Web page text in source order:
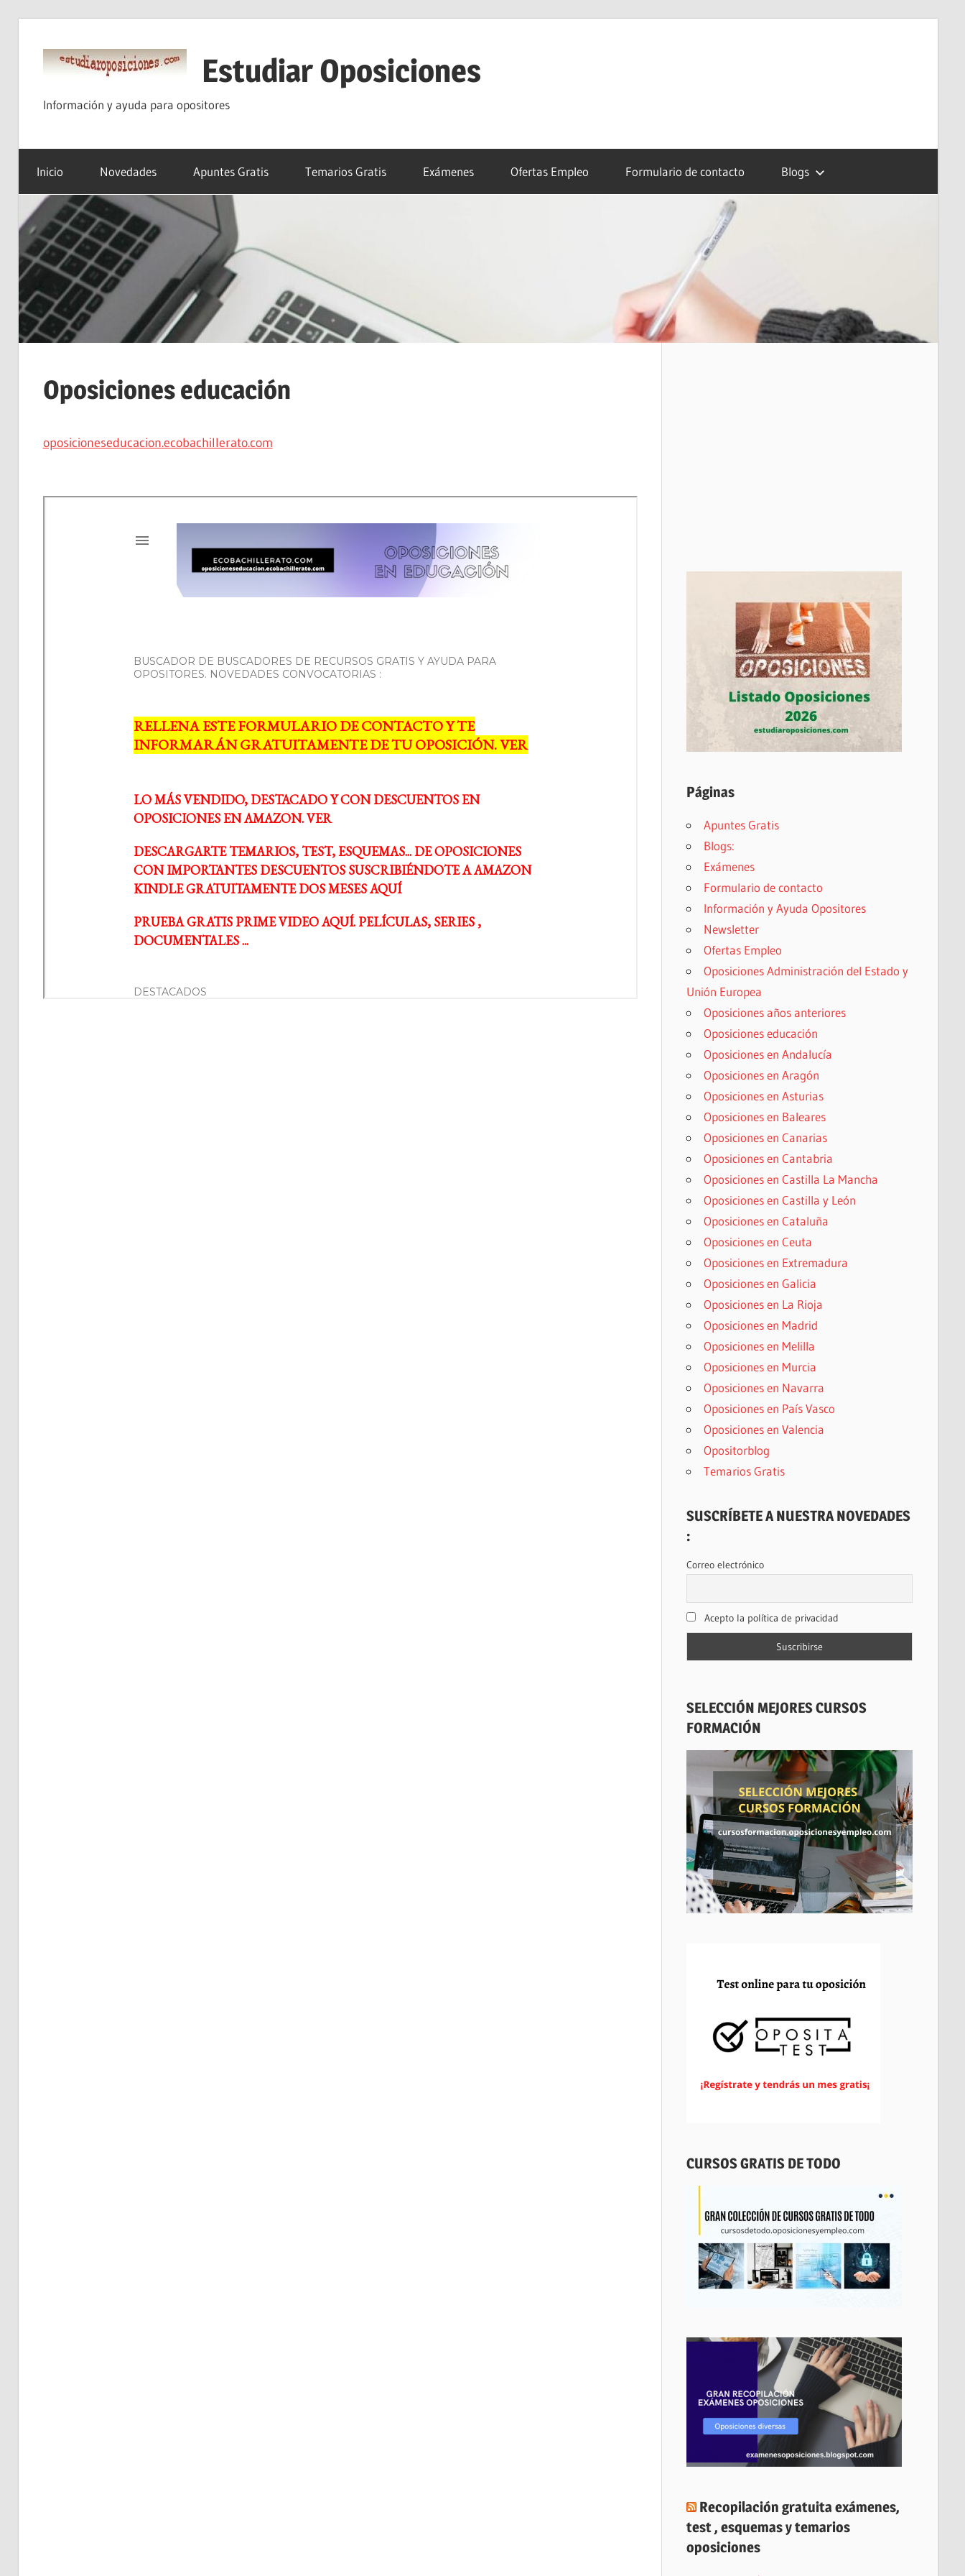
contenido
Estudiar Oposiciones
Información y ayuda para opositores
Inicio Novedades Apuntes Gratis Temarios Gratis Exámenes Ofertas Empleo Formulario de contacto Blogs
Oposiciones educación
oposicioneseducacion.ecobachillerato.com
Páginas
Apuntes Gratis
Blogs:
Exámenes
Formulario de contacto
Información y Ayuda Opositores
Newsletter
Ofertas Empleo
Oposiciones Administración del Estado y
Unión Europea
Oposiciones años anteriores
Oposiciones educación
Oposiciones en Andalucía
Oposiciones en Aragón
Oposiciones en Asturias
Oposiciones en Baleares
Oposiciones en Canarias
Oposiciones en Cantabria
Oposiciones en Castilla La Mancha
Oposiciones en Castilla y León
Oposiciones en Cataluña
Oposiciones en Ceuta
Oposiciones en Extremadura
Oposiciones en Galicia
Oposiciones en La Rioja
Oposiciones en Madrid
Oposiciones en Melilla
Oposiciones en Murcia
Oposiciones en Navarra
Oposiciones en País Vasco
Oposiciones en Valencia
Opositorblog
Temarios Gratis
SUSCRÍBETE A NUESTRA NOVEDADES
:
Correo electrónico
Acepto la política de privacidad
SELECCIÓN MEJORES CURSOS
FORMACIÓN
CURSOS GRATIS DE TODO
Recopilación gratuita exámenes,
test , esquemas y temarios
oposiciones